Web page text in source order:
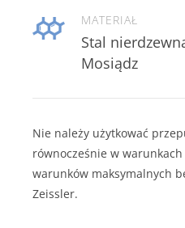
MATERIAŁ
Stal
Mosiądz
Nie należy użytkować
równocześnie w
warunków maksymalnych
Zeissler.